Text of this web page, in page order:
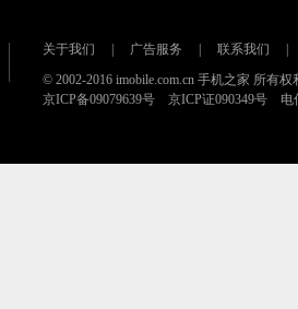
关于我们 广告服务 联系我们
© 2002-2016 imobile.com.cn 手机之家 所有权
京ICP备09079639号 京ICP证090349号 电